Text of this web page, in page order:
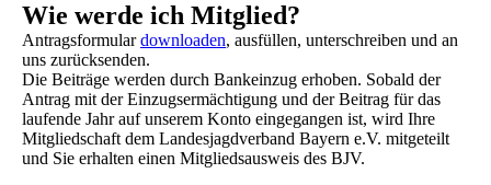
Wie werde ich Mitglied?
Antragsformulardownloaden, ausfüllen, unterschreiben und an
uns zurücksenden.
Die Beiträge werden durch Bankeinzug erhoben. Sobald der
Antrag mit der Einzugsermächtigung und der Beitrag für das
laufende Jahr auf unserem Konto eingegangen ist, wird Ihre
Mitgliedschaft dem Landesjagdverband Bayern e.V. mitgeteilt
und Sie erhalten einen Mitgliedsausweis des BJV.